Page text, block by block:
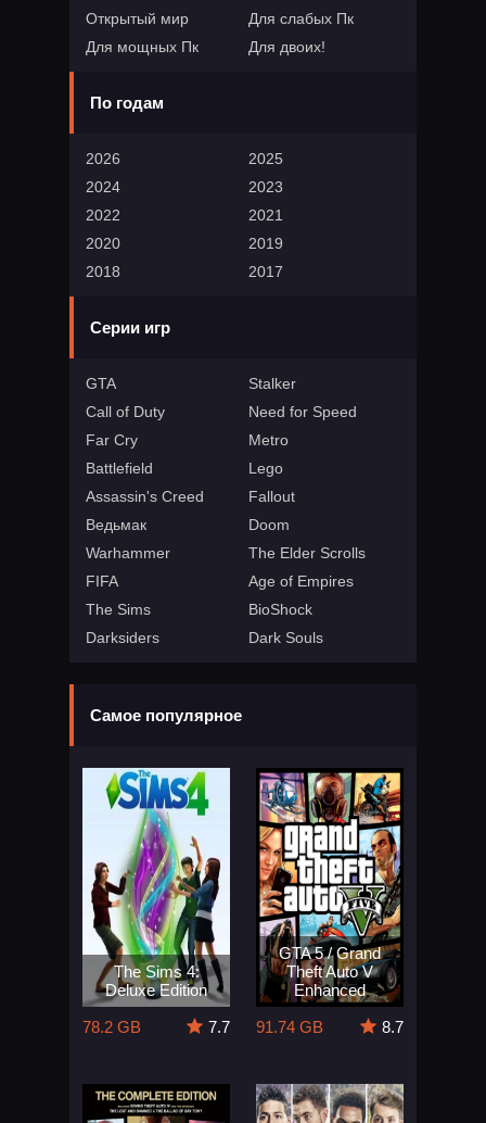
Открытый мир
Для слабых Пк
Для мощных Пк
Для двоих!
По годам
2026
2025
2024
2023
2022
2021
2020
2019
2018
2017
Серии игр
GTA
Stalker
Call of Duty
Need for Speed
Far Cry
Metro
Battlefield
Lego
Assassin's Creed
Fallout
Ведьмак
Doom
Warhammer
The Elder Scrolls
FIFA
Age of Empires
The Sims
BioShock
Darksiders
Dark Souls
Самое популярное
The Sims 4:
Deluxe Edition
78.2 GB
7.7
GTA 5 / Grand
Theft Auto V
Enhanced
91.74 GB
8.7